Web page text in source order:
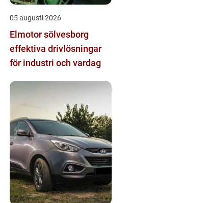
05 augusti 2026
Elmotor sölvesborg
effektiva drivlösningar
för industri och vardag